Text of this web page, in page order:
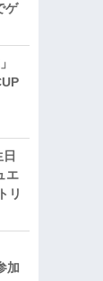
ゲ
エ
リ
加